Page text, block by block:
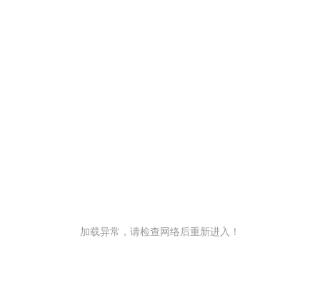
加载异常，请检查网络后重新进入！